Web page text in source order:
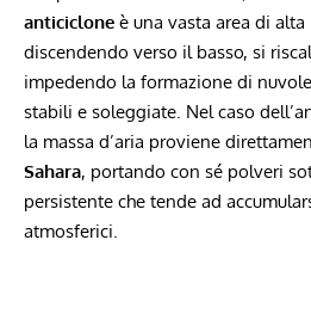
anticiclone è una vasta area di alta
discendendo verso il basso, si
impedendo la formazione di
stabili e soleggiate. Nel caso
la massa d’aria proviene
Sahara, portando con sé polveri
persistente che tende ad
atmosferici.